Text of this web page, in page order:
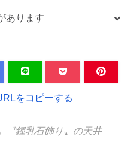
あります
をコピーする
〝鍾乳石飾り〟の天井